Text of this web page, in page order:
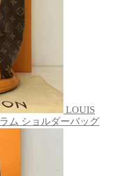
LOUIS
ム ショルダーバッグ